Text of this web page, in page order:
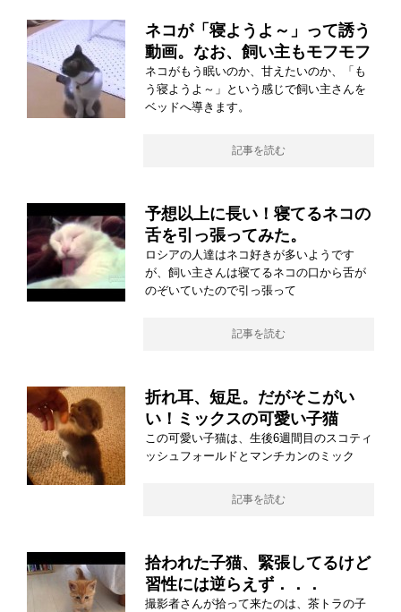
ネコが「寝ようよ～」って誘う
動画。なお、飼い主もモフモフ
ネコがもう眠いのか、甘えたいのか、「も
う寝ようよ～」という感じで飼い主さんを
ベッドへ導きます。
記事を読む
予想以上に長い！寝てるネコの
舌を引っ張ってみた。
ロシアの人達はネコ好きが多いようです
が、飼い主さんは寝てるネコの口から舌が
のぞいていたので引っ張って
記事を読む
折れ耳、短足。だがそこがい
い！ミックスの可愛い子猫
この可愛い子猫は、生後6週間目のスコティ
ッシュフォールドとマンチカンのミック
記事を読む
拾われた子猫、緊張してるけど
習性には逆らえず．．．
撮影者さんが拾って来たのは、茶トラの子